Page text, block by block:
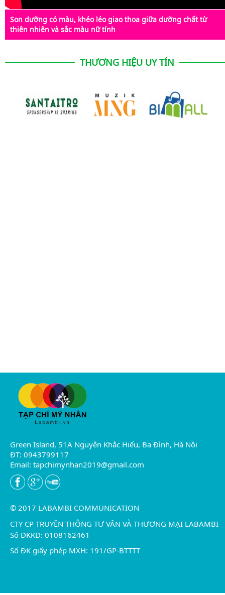
Son dưỡng có màu, khéo léo giao thoa giữa dưỡng chất từ
thiên nhiên và sắc màu nữ tính
THƯƠNG HIỆU UY TÍN
Green Island, 51A Nguyễn Khắc Hiếu, Ba Đình, Hà Nội
ĐT: 0943799117
Email: tapchimynhan2019@gmail.com
© 2017 LABAMBI COMMUNICATION
CTY CP TRUYỀN THÔNG TƯ VẤN VÀ THƯƠNG MẠI LABAMBI
Số ĐKKD: 0108162461
Số ĐK giấy phép MXH: 191/GP-BTTTT